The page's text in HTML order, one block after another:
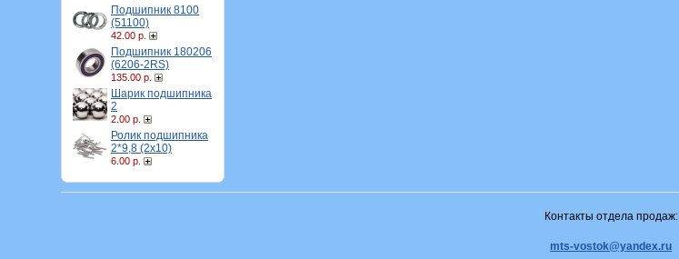
Подшипник 8100
(51100)
42.00 р.
Подшипник 180206
(6206-2RS)
135.00 р.
Шарик подшипника
2
2.00 р.
Ролик подшипника
2*9,8 (2х10)
6.00 р.
Контакты отдела продаж:
mts-vostok@yandex.ru